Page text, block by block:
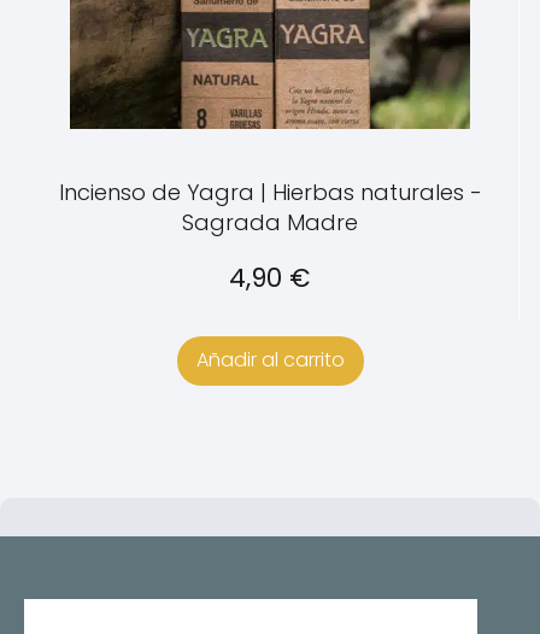
Incienso de Yagra | Hierbas naturales -
Sagrada Madre
4,90 €
Añadir al carrito